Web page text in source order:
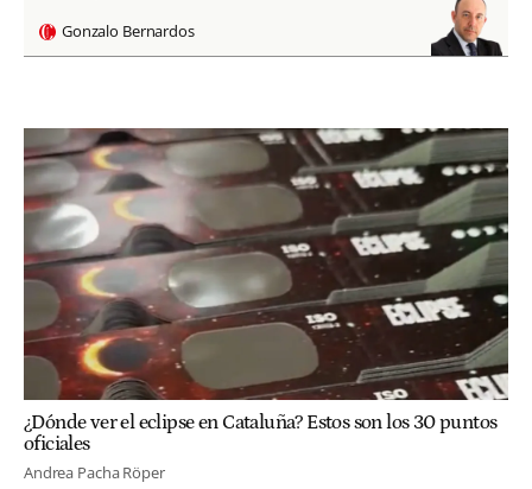
Gonzalo Bernardos
¿Dónde ver el eclipse en Cataluña? Estos son los 30 puntos
oficiales
Andrea Pacha Röper